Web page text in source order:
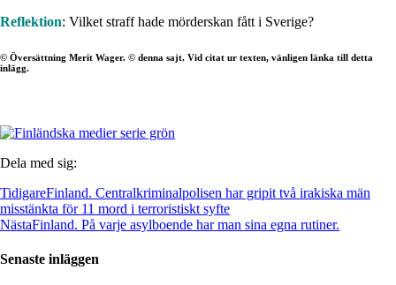
Reflektion: Vilket straff hade mörderskan fått i Sverige?
© Översättning Merit Wager. © denna sajt. Vid citat ur texten, vänligen länka till detta
inlägg.
Dela med sig:
TidigareFinland. Centralkriminalpolisen har gripit två irakiska män
misstänkta för 11 mord i terroristiskt syfte
NästaFinland. På varje asylboende har man sina egna rutiner.
Senaste inläggen